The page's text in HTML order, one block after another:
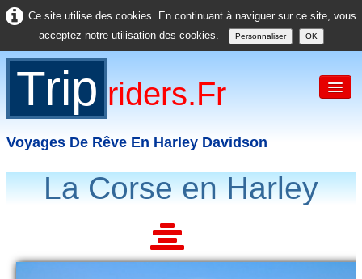
Ce site utilise des cookies. En continuant à naviguer sur ce site, vous
acceptez notre utilisation des cookies.
Personnaliser OK
Trip Riders.fr
Voyages De Rêve En Harley Davidson
AccueilLa Corse en Harley